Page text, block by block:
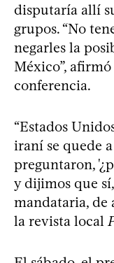
disputaría allí
grupos. “No
negarles la
México”,
conferencia.
“Estados
iraní se quede
preguntaron,
y dijimos que
mandataria, de
la revista local